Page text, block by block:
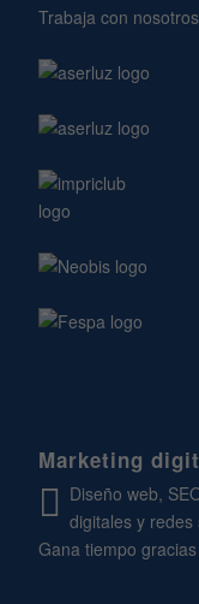
Trabaja con nosotros
Marketing
Diseño web,
digitales y redes
Gana tiempo